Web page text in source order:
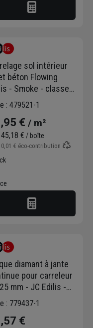
sol intérieur
béton Flowing
- Smoke - classe
- 60,4 CMx60.4 CM
: 479521-1
€ / m²
45,18 € / boîte
0,01 € éco-contribution
diamant à jante
pour carreleur
mm - JC Edilis -
faïence et
mm
: 779437-1
€